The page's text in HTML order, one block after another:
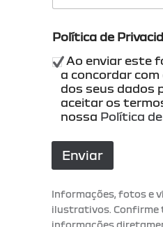
o
í
E
a
l
Política de
Ao enviar este
a concordar
dos seus dados
aceitar os
nossa Política
Enviar
Informações, fotos e
ilustrativos. Confirme
informações